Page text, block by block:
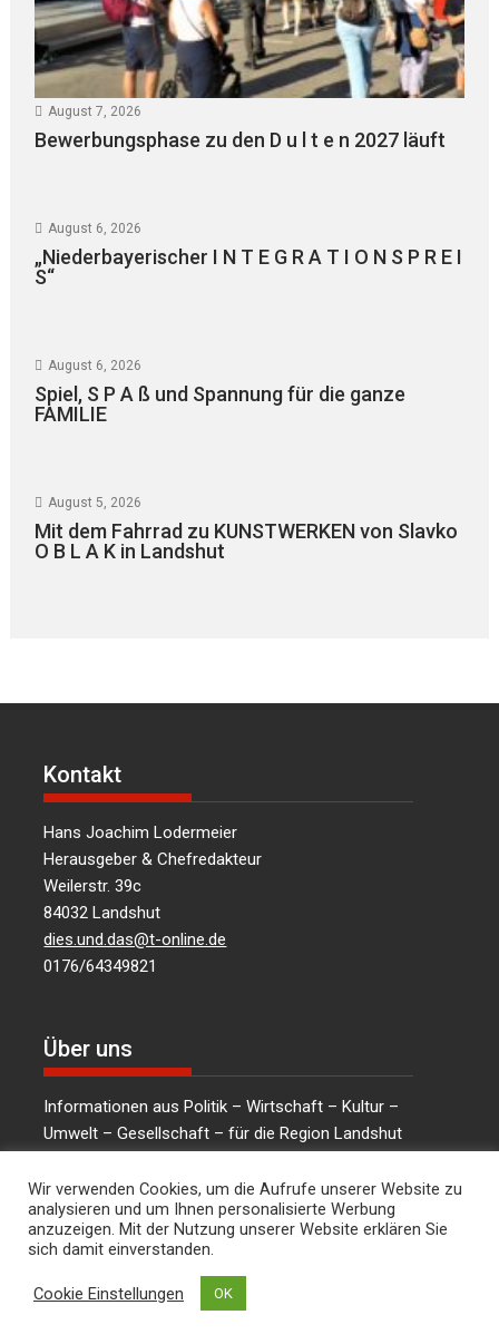
August 7, 2026
Bewerbungsphase zu den D u l t e n 2027 läuft
August 6, 2026
„Niederbayerischer I N T E G R A T I O N S P R E I
S“
August 6, 2026
Spiel, S P A ß und Spannung für die ganze
FAMILIE
August 5, 2026
Mit dem Fahrrad zu KUNSTWERKEN von Slavko
O B L A K in Landshut
Kontakt
Hans Joachim Lodermeier
Herausgeber & Chefredakteur
Weilerstr. 39c
84032 Landshut
dies.und.das@t-online.de
0176/64349821
Über uns
Informationen aus Politik – Wirtschaft – Kultur –
Umwelt – Gesellschaft – für die Region Landshut
Wir verwenden Cookies, um die Aufrufe unserer Website zu
analysieren und um Ihnen personalisierte Werbung
anzuzeigen. Mit der Nutzung unserer Website erklären Sie
sich damit einverstanden.
Cookie Einstellungen OK